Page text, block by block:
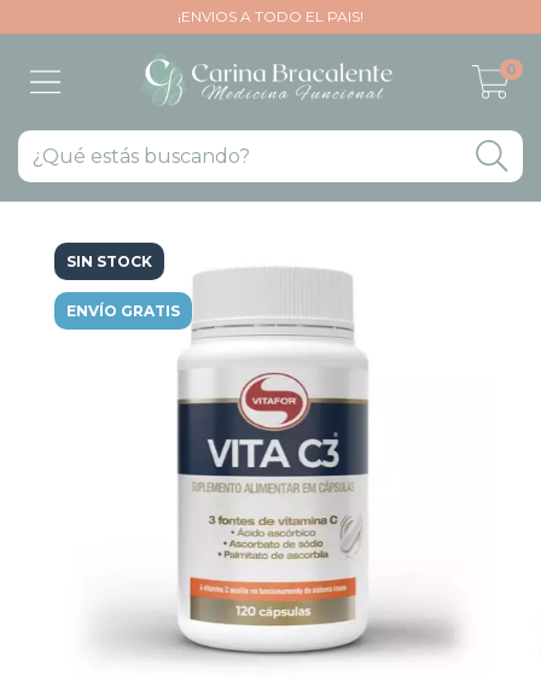
¡ENVIOS A TODO EL PAIS!
0
SIN STOCK
ENVÍO GRATIS